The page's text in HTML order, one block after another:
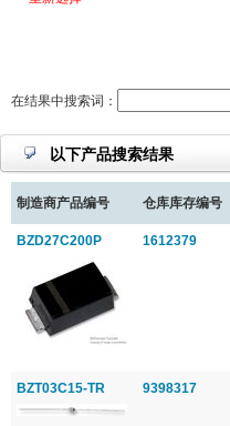
在结果中搜索词：
以下产品搜索结果
制造商产品编号 仓库库存编号
BZD27C200P 1612379
BZT03C15-TR 9398317